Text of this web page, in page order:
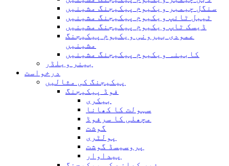
سنگل چیمبر ویکیوم پیکیجنگ مشینیں
ٹیبل ٹائپ ویکیوم پیکیجنگ مشینیں
ڈیسک ٹاپ ویکیوم پیکیجنگ مشینیں
عمودی بیرونی ویکیوم پیکیجنگ
مشینیں
کابینہ ویکیوم پیکیجنگ مشینیں
بینر ویلڈر
درخواست
پیکیجنگ کی مثالیں
فوڈ پیکیجنگ
بیکری
سہولت کا کھانا
مچھلی کا سرفوڈ
گوشت
پولٹری
پروسیسڈ گوشت
پیداوار